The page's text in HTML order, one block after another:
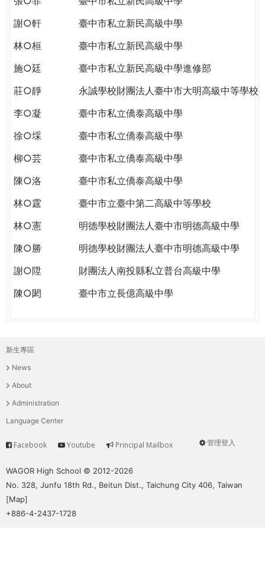
謝○軒
臺中市私立新民高級中學
林○桓
臺中市私立新民高級中學
施○廷
臺中市私立新民高級中學進修部
莊○靜
永誠學校財團法人臺中市大明高級中等學校
李○凝
臺中市私立僑泰高級中學
徐○埰
臺中市私立僑泰高級中學
柳○芸
臺中市私立僑泰高級中學
陳○洛
臺中市私立僑泰高級中學
林○霆
臺中市立臺中第二高級中等學校
林○憲
明德學校財團法人臺中市明德高級中學
陳○勝
明德學校財團法人臺中市明德高級中學
謝○陞
財團法人南投縣私立普台高級中學
陳○閎
臺中市立長億高級中學
主
選
單
新生專區
News
About
Administration
Language Center
User
管理登入
Service
Facebook Youtube Principal Mailbox
WAGOR High School © 2012-2026
No. 328, Junfu 18th Rd., Beitun Dist., Taichung City 406, Taiwan
[Map]
+886-4-2437-1728